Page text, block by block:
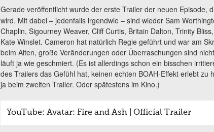
Gerade veröffentlicht wurde der erste Trailer der neuen Episode,
wird. Mit dabei – jedenfalls irgendwie – sind wieder Sam
Chaplin, Sigourney Weaver, Cliff Curtis, Britain Dalton, Trinity
Kate Winslet. Cameron hat natürlich Regie geführt und war am
beim Alten, große Veränderungen oder Überraschungen sind
läuft ja wie geschmiert. (Es ist allerdings schon ein bisschen
des Trailers das Gefühl hat, keinen echten BOAH-Effekt erlebt zu
ja beim zweiten Trailer. Oder spätestens im Kino.)
YouTube: Avatar: Fire and Ash | Official Trailer